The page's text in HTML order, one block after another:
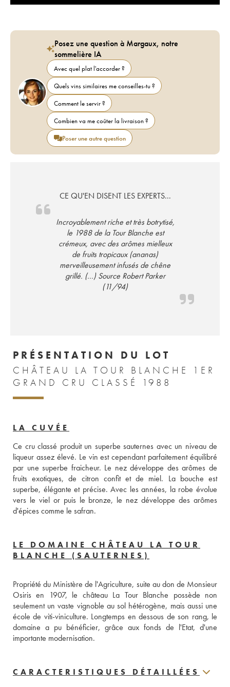
Posez une question à Margaux, notre
sommelière IA
Avec quel plat l'accorder ?
Quels vins similaires me conseilles-tu ?
Comment le servir ?
Combien va me coûter la livraison ?
Poser une autre question
CE QU'EN DISENT LES EXPERTS...
Incroyablement riche et très botrytisé,
le 1988 de la Tour Blanche est
crémeux, avec des arômes mielleux
de fruits tropicaux (ananas)
merveilleusement infusés de chêne
grillé. (...) Source Robert Parker
(11/94)
PRÉSENTATION DU LOT
CHÂTEAU LA TOUR BLANCHE 1ER
GRAND CRU CLASSÉ 1988
LA CUVÉE
Ce cru classé produit un superbe sauternes avec un niveau de
liqueur assez élevé. Le vin est cependant parfaitement équilibré
par une superbe fraicheur. Le nez développe des arômes de
fruits exotiques, de citron confit et de miel. La bouche est
superbe, élégante et précise. Avec les années, la robe évolue
vers le viel or puis le bronze, le nez développe des arômes
d'épices comme le safran.
LE DOMAINE CHÂTEAU LA TOUR
BLANCHE (SAUTERNES)
Propriété du Ministère de l'Agriculture, suite au don de Monsieur
Osiris en 1907, le château La Tour Blanche possède non
seulement un vaste vignoble au sol hétérogène, mais aussi une
école de viti-viniculture. Longtemps en dessous de son rang, le
domaine a pu bénéficier, grâce aux fonds de l'Etat, d'une
importante modernisation.
CARACTERISTIQUES DÉTAILLÉES